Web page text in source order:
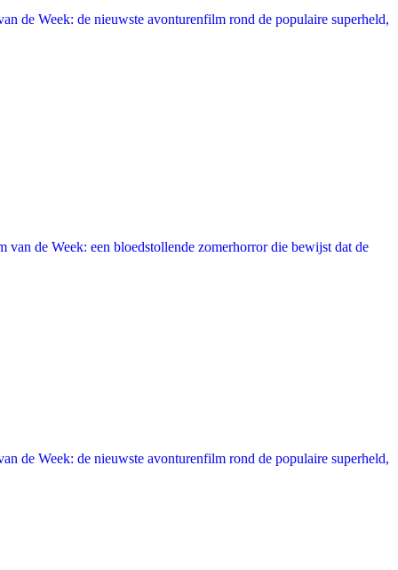
de Week: de nieuwste avonturenfilm rond de populaire superheld,
de Week: een bloedstollende zomerhorror die bewijst dat de
de Week: de nieuwste avonturenfilm rond de populaire superheld,